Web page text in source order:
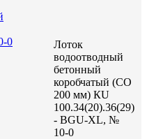
Лоток
водоотводный
бетонный
коробчатый (CO
200 мм) КU
100.34(20).36(29)
- BGU-XL, №
10-0